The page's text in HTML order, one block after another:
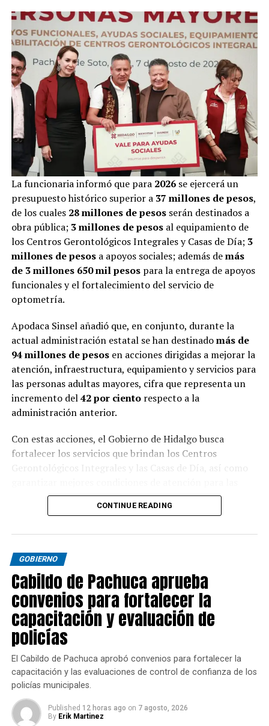
La funcionaria informó que para 2026se ejercerá un
presupuesto histórico superior a 37 millones de pesos,
de los cuales 28 millones de pesosserán destinados a
obra pública; 3 millones de pesosal equipamiento de
los Centros Gerontológicos Integrales y Casas de Día; 3
millones de pesosa apoyos sociales; además demás
de 3 millones 650 mil pesospara la entrega de apoyos
funcionales y el fortalecimiento del servicio de
optometría.
Apodaca Sinsel añadió que, en conjunto, durante la
actual administración estatal se han destinadomás de
94 millones de pesosen acciones dirigidas a mejorar la
atención, infraestructura, equipamiento y servicios para
las personas adultas mayores, cifra que representa un
incremento del42 por cientorespecto a la
administración anterior.
Con estas acciones, el Gobierno de Hidalgo busca
fortalecer los servicios que brindan los Centros
Gerontológicos Integrales y las Casas de Día, así como
personas adultas mayores en la entidad.
CONTINUE READING
GOBIERNO
Cabildo de Pachuca aprueba
convenios para fortalecer la
capacitación y evaluación de
policías
El Cabildo de Pachuca aprobó convenios para fortalecer la
capacitación y las evaluaciones de control de confianza de los
policías municipales.
Published 12 horas ago on 7 agosto, 2026
By Erik Martinez